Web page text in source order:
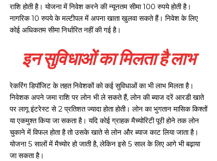
राशि होती है। योजना में निवेश करने की न्यूनतम सीमा 100 रुपये होती है।
नागरिक 10 रुपये के मल्टीपल में अपना खाता खुलवा सकते हैं। निवेश के लिए
कोई अधिकतम सीमा निर्धारित नहीं की गई है।
इन सुविधाओं का मिलता है लाभ
रेकरिंग डिपॉजिट के तहत निवेशकों को कई सुविधाओं का भी लाभ मिलता है।
निवेशक अपने जमा राशि पर लोन भी ले सकते हैं, लोन की ब्याज दरें आरडी खाते
पर लागू इंटरेस्ट से 2 प्रतिशत ज्यादा होता होती। लोन का भुगतान मासिक किश्तों
या एकमुश्त किया जा सकता है। यदि कोई ग्राहक मैच्योरिटी पूरी होने तक लोन
चुकाने में विफल होता है तो उसके खाते से लोन और ब्याज काट लिया जाता है।
योजना 5 सालों में मैच्योर हो जाती है, लेकिन इसे 5 साल के लिए आगे भी बढ़ाया
जा सकता है।